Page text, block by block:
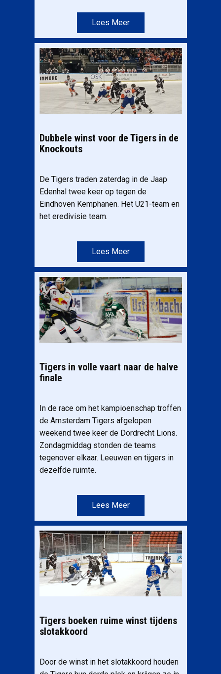
Lees Meer
Dubbele winst voor de Tigers in de
Knockouts
De Tigers traden zaterdag in de Jaap
Edenhal twee keer op tegen de
Eindhoven Kemphanen. Het U21-team en
het eredivisie team.
Lees Meer
Tigers in volle vaart naar de halve
finale
In de race om het kampioenschap troffen
de Amsterdam Tigers afgelopen
weekend twee keer de Dordrecht Lions.
Zondagmiddag stonden de teams
tegenover elkaar. Leeuwen en tijgers in
dezelfde ruimte.
Lees Meer
Tigers boeken ruime winst tijdens
slotakkoord
Door de winst in het slotakkoord houden